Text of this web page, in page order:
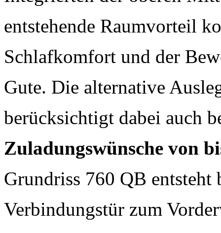
entstehende Raumvorteil
Schlafkomfort und der
Gute. Die alternative
berücksichtigt dabei auch
Zuladungswünsche von
Grundriss 760 QB entsteht
Verbindungstür zum